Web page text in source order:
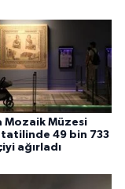
Mozaik Müzesi
tatilinde 49 bin 733
ağırladı